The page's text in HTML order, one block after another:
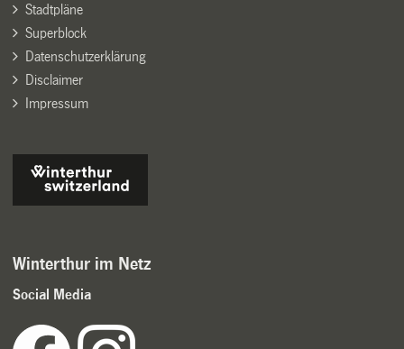
Stadtpläne
Superblock
Datenschutzerklärung
Disclaimer
Impressum
Winterthur im Netz
Social Media